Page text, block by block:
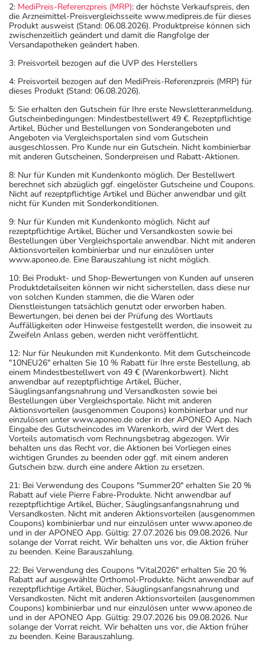
2: MediPreis-Referenzpreis (MRP): der höchste Verkaufspreis, den
die Arzneimittel-Preisvergleichsseite www.medipreis.de für dieses
Produkt ausweist (Stand: 06.08.2026). Produktpreise können sich
zwischenzeitlich geändert und damit die Rangfolge der
Versandapotheken geändert haben.
3: Preisvorteil bezogen auf die UVP des Herstellers
4: Preisvorteil bezogen auf den MediPreis-Referenzpreis (MRP) für
dieses Produkt (Stand: 06.08.2026).
5: Sie erhalten den Gutschein für Ihre erste Newsletteranmeldung.
Gutscheinbedingungen: Mindestbestellwert 49 €. Rezeptpflichtige
Artikel, Bücher und Bestellungen von Sonderangeboten und
Angeboten via Vergleichsportalen sind vom Gutschein
ausgeschlossen. Pro Kunde nur ein Gutschein. Nicht kombinierbar
mit anderen Gutscheinen, Sonderpreisen und Rabatt-Aktionen.
8: Nur für Kunden mit Kundenkonto möglich. Der Bestellwert
berechnet sich abzüglich ggf. eingelöster Gutscheine und Coupons.
Nicht auf rezeptpflichtige Artikel und Bücher anwendbar und gilt
nicht für Kunden mit Sonderkonditionen.
9: Nur für Kunden mit Kundenkonto möglich. Nicht auf
rezeptpflichtige Artikel, Bücher und Versandkosten sowie bei
Bestellungen über Vergleichsportale anwendbar. Nicht mit anderen
Aktionsvorteilen kombinierbar und nur einzulösen unter
www.aponeo.de. Eine Barauszahlung ist nicht möglich.
10: Bei Produkt- und Shop-Bewertungen von Kunden auf unseren
Produktdetailseiten können wir nicht sicherstellen, dass diese nur
von solchen Kunden stammen, die die Waren oder
Dienstleistungen tatsächlich genutzt oder erworben haben.
Bewertungen, bei denen bei der Prüfung des Wortlauts
Auffälligkeiten oder Hinweise festgestellt werden, die insoweit zu
Zweifeln Anlass geben, werden nicht veröffentlicht.
12: Nur für Neukunden mit Kundenkonto. Mit dem Gutscheincode
"10NEU26" erhalten Sie 10 % Rabatt für Ihre erste Bestellung, ab
einem Mindestbestellwert von 49 € (Warenkorbwert). Nicht
anwendbar auf rezeptpflichtige Artikel, Bücher,
Säuglingsanfangsnahrung und Versandkosten sowie bei
Bestellungen über Vergleichsportale. Nicht mit anderen
Aktionsvorteilen (ausgenommen Coupons) kombinierbar und nur
einzulösen unter www.aponeo.de oder in der APONEO App. Nach
Eingabe des Gutscheincodes im Warenkorb, wird der Wert des
Vorteils automatisch vom Rechnungsbetrag abgezogen. Wir
behalten uns das Recht vor, die Aktionen bei Vorliegen eines
wichtigen Grundes zu beenden oder ggf. mit einem anderen
Gutschein bzw. durch eine andere Aktion zu ersetzen.
21: Bei Verwendung des Coupons "Summer20" erhalten Sie 20 %
Rabatt auf viele Pierre Fabre-Produkte. Nicht anwendbar auf
rezeptpflichtige Artikel, Bücher, Säuglingsanfangsnahrung und
Versandkosten. Nicht mit anderen Aktionsvorteilen (ausgenommen
Coupons) kombinierbar und nur einzulösen unter www.aponeo.de
und in der APONEO App. Gültig: 27.07.2026 bis 09.08.2026. Nur
solange der Vorrat reicht. Wir behalten uns vor, die Aktion früher
zu beenden. Keine Barauszahlung.
22: Bei Verwendung des Coupons "Vital2026" erhalten Sie 20 %
Rabatt auf ausgewählte Orthomol-Produkte. Nicht anwendbar auf
rezeptpflichtige Artikel, Bücher, Säuglingsanfangsnahrung und
Versandkosten. Nicht mit anderen Aktionsvorteilen (ausgenommen
Coupons) kombinierbar und nur einzulösen unter www.aponeo.de
und in der APONEO App. Gültig: 29.07.2026 bis 09.08.2026. Nur
solange der Vorrat reicht. Wir behalten uns vor, die Aktion früher
zu beenden. Keine Barauszahlung.